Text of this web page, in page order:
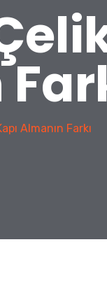
Almanın Farkı